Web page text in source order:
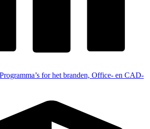
Programma’s for het branden, Office- en CAD-